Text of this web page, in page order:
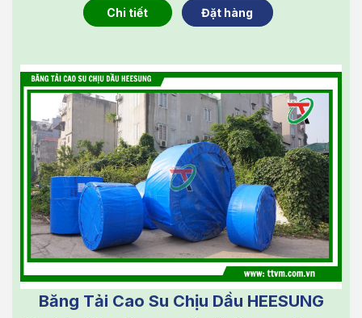
Chi tiết Đặt hàng
Băng Tải Cao Su Chịu Dầu HEESUNG